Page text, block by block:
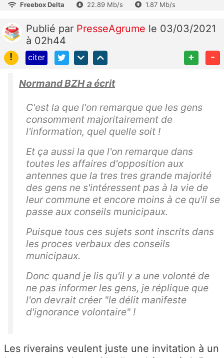
Freebox Delta 22.89 Mb/s 1.87 Mb/s
Publié par PresseAgrume le 03/03/2021
à 02h44
!
citer + -
Normand BZH a écrit
C'est la que l'on remarque que les gens
consomment majoritairement de
l'information, quel quelle soit !
Et ça aussi la que l'on remarque dans
toutes les affaires d'opposition aux
antennes que la tres tres grande majorité
des gens ne s'intéressent pas à la vie de
leur commune et encore moins à ce qu'il se
passe aux conseils municipaux.
Puisque tous ces sujets sont inscrits dans
les proces verbaux des conseils
municipaux.
Donc quand je lis qu'il y a une volonté de
ne pas informer les gens, je réplique que
l'on devrait créer "le délit manifeste
d'ignorance volontaire" !
Les riverains veulent juste une invitation à un